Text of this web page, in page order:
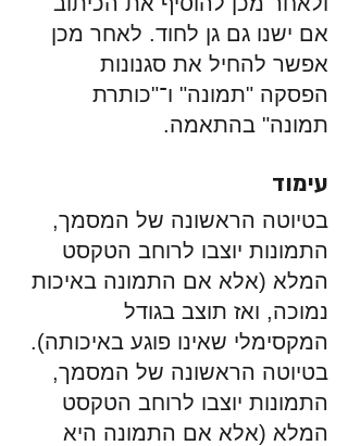
אם ישנו גם גן לחוד. לאחר מכן
אפשר להחיל את סגנונות
הפסקה "תמונה" ו־"כותרת
תמונה" בהתאמה.
עימוד
בטיוטה הראשונה של המסמך,
התמונות יוצבו לרוחב הטקסט
המלא (אלא אם התמונה באיכות
נמוכה, ואז תוצב בגודל
המקסימלי שאינו פוגע באיכותה).
בטיוטה הראשונה של המסמך,
התמונות יוצבו לרוחב הטקסט
המלא (אלא אם התמונה היא